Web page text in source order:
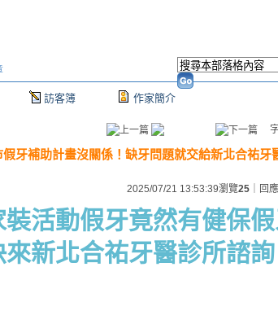
訪客簿 作家簡介
字
牙補助計畫沒關係！缺牙問題就交給新北合祐牙
2025/07/21 13:53:39瀏覽25 ｜回應
活動假牙竟然有健保
新北合祐牙醫診所諮詢